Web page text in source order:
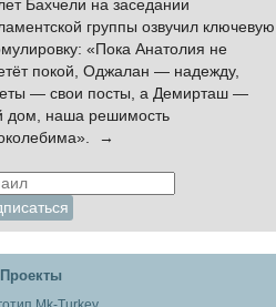
Бахчели на заседании
группы озвучил ключевую
«Пока Анатолия не
покой, Оджалан — надежду,
— свои посты, а Демирташ —
дом, наша решимость
→
Проекты